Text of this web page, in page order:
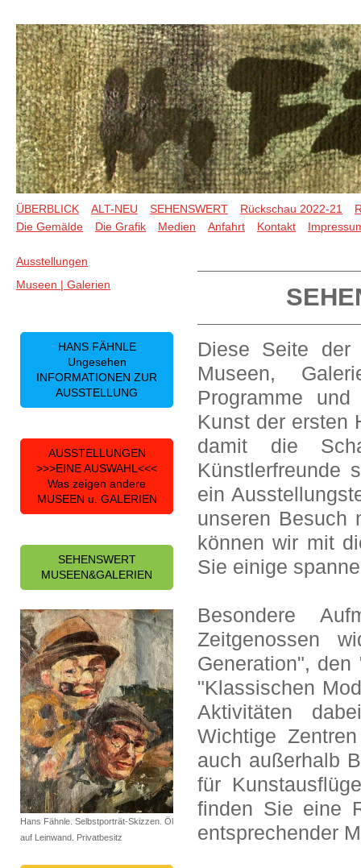
ÜBERBLICK ALT-NEU SEHENSWERT Rückschau 2022-21
Die Gemälde
Die Grafik Medien Anfahrt Kontakt
Diese Seite der
Museen,
Programme
Kunst der ersten
damit die
Künstlerfreunde
ein
unseren Besuch
können wir mit
Sie einige
Besondere
Zeitgenossen
Generation",
"Klassischen
Aktivitäten
Wichtige
auch außerhalb
für
finden Sie eine
entsprechender
Ausstellungen
Museen | Galerien
HANS FÄHNLE
Ungesehen
INFORMATIONEN ZUR
AUSSTELLUNG
AUSSTELLUNGEN
>>>EINE AUSWAHL<<<
Was zeigen andere
MUSEEN u. GALERIEN
SEHENSWERT
MUSEEN&GALERIEN
Hans Fähnle. Selbstporträt-Skizzen. Öl
auf Leinwand. Privatbesitz